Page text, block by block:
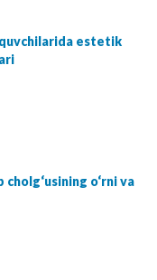
estetik
o‘rni va